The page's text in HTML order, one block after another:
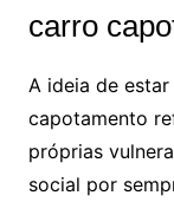
carro
A ideia de
capotamento
próprias
social por